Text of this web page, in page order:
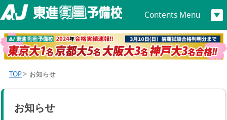
Contents Menu
TOP お知らせ
お知らせ